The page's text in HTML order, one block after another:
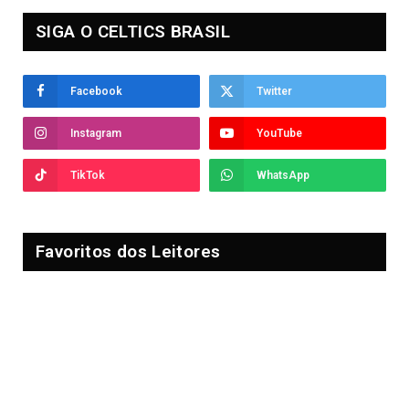
SIGA O CELTICS BRASIL
Facebook Twitter
Instagram YouTube
TikTok WhatsApp
Favoritos dos Leitores